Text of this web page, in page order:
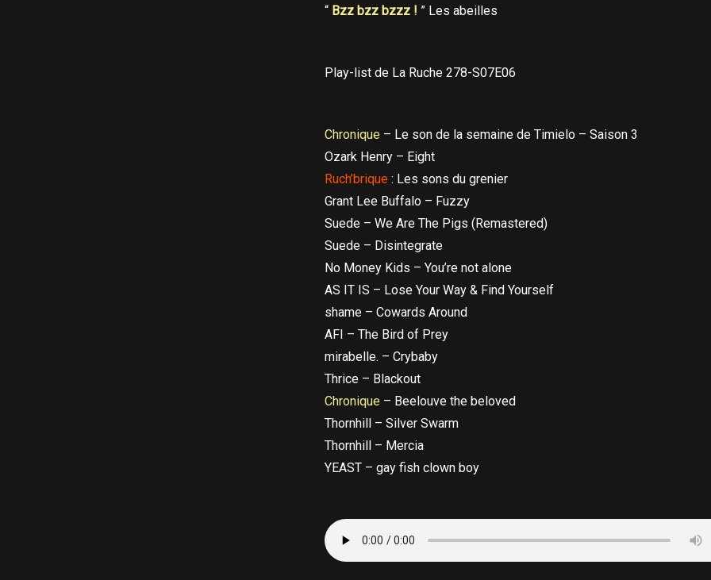
“ Bzz bzz bzzz ! ” Les abeilles
Play-list de La Ruche 278-S07E06
Chronique – Le son de la semaine de Timielo – Saison 3
Ozark Henry – Eight
Ruch’brique : Les sons du grenier
Grant Lee Buffalo – Fuzzy
Suede – We Are The Pigs (Remastered)
Suede – Disintegrate
No Money Kids – You’re not alone
AS IT IS – Lose Your Way & Find Yourself
shame – Cowards Around
AFI – The Bird of Prey
mirabelle. – Crybaby
Thrice – Blackout
Chronique – Beelouve the beloved
Thornhill – Silver Swarm
Thornhill – Mercia
YEAST – gay fish clown boy